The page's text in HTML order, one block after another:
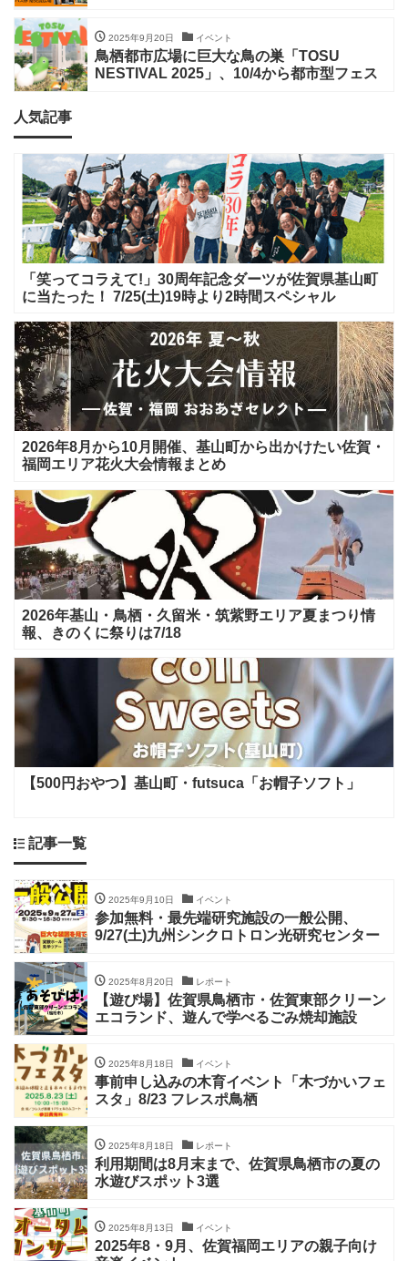
2025年9月20日 イベント
鳥栖都市広場に巨大な鳥の巣「TOSU
NESTIVAL 2025」、10/4から都市型フェス
人気記事
「笑ってコラえて!」30周年記念ダーツが佐賀県基山町
に当たった！ 7/25(土)19時より2時間スペシャル
2026年8月から10月開催、基山町から出かけたい佐賀・
福岡エリア花火大会情報まとめ
2026年基山・鳥栖・久留米・筑紫野エリア夏まつり情
報、きのくに祭りは7/18
【500円おやつ】基山町・futsuca「お帽子ソフト」
記事一覧
2025年9月10日 イベント
参加無料・最先端研究施設の一般公開、
9/27(土)九州シンクロトロン光研究センター
2025年8月20日 レポート
【遊び場】佐賀県鳥栖市・佐賀東部クリーン
エコランド、遊んで学べるごみ焼却施設
2025年8月18日 イベント
事前申し込みの木育イベント「木づかいフェ
スタ」8/23 フレスポ鳥栖
2025年8月18日 レポート
利用期間は8月末まで、佐賀県鳥栖市の夏の
水遊びスポット3選
2025年8月13日 イベント
2025年8・9月、佐賀福岡エリアの親子向け